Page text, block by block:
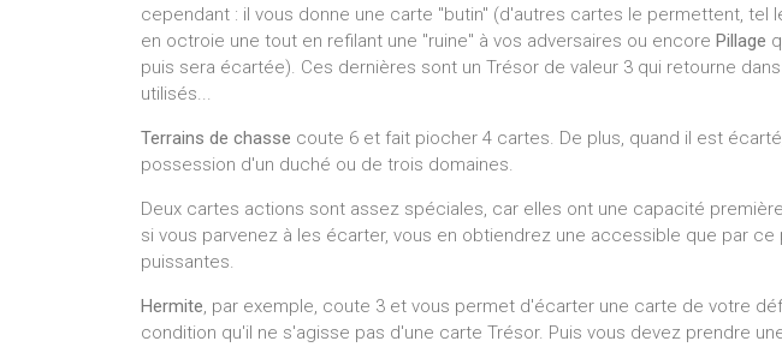
cependant : il vous donne une carte "butin" (d'autres cartes le permettent, tel
en octroie une tout en refilant une "ruine" à vos adversaires ou encore Pillage
puis sera écartée). Ces dernières sont un Trésor de valeur 3 qui retourne
utilisés...
Terrains de chasse coute 6 et fait piocher 4 cartes. De plus, quand il est
possession d'un duché ou de trois domaines.
Deux cartes actions sont assez spéciales, car elles ont une capacité
si vous parvenez à les écarter, vous en obtiendrez une accessible que par
puissantes.
Hermite, par exemple, coute 3 et vous permet d'écarter une carte de votre
condition qu'il ne s'agisse pas d'une carte Trésor. Puis vous devez prendre